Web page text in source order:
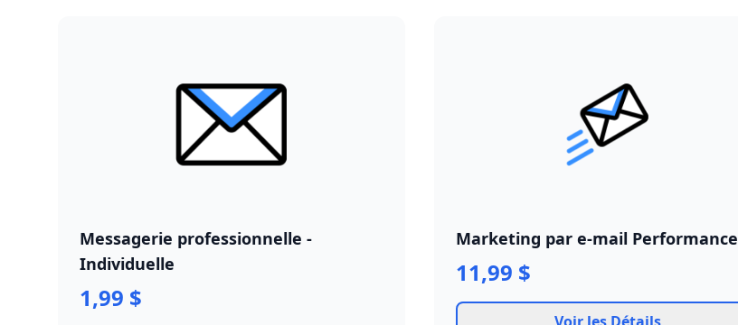
Messagerie professionnelle -
Individuelle
1,99 $
Marketing par e-mail Performance
11,99 $